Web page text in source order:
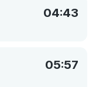
04:43
05:57